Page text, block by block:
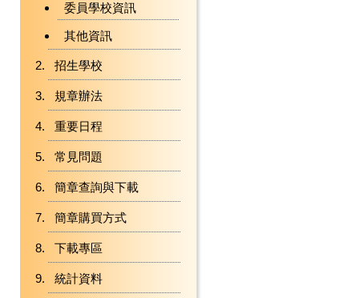
委員學校資訊
其他資訊
招生學校
規章辦法
重要日程
常見問題
簡章查詢與下載
簡章購買方式
下載專區
統計資料